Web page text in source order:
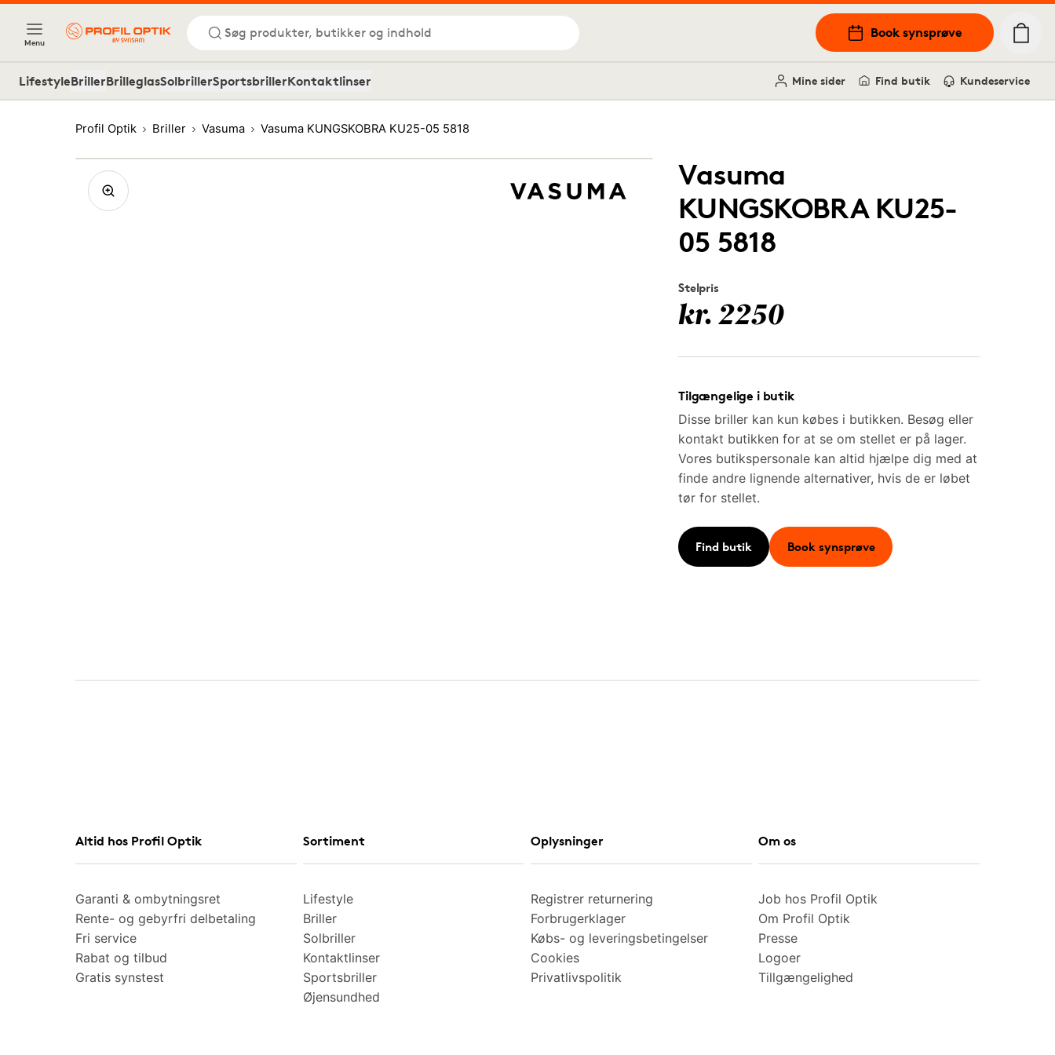
Menu
Søg produkter, butikker og indhold Book synsprøve
LifestyleBrillerBrilleglasSolbrillerSportsbrillerKontaktlinser Mine sider Find butik Kundeservice
Profil Optik Briller Vasuma Vasuma KUNGSKOBRA KU25-05 5818
Vasuma
KUNGSKOBRA KU25-
05 5818
Stelpris
kr. 2250
Tilgængelige i butik
Disse briller kan kun købes i butikken. Besøg eller
kontakt butikken for at se om stellet er på lager.
Vores butikspersonale kan altid hjælpe dig med at
finde andre lignende alternativer, hvis de er løbet
tør for stellet.
Find butik Book synsprøve
Altid hos Profil Optik
Garanti & ombytningsret
Rente- og gebyrfri delbetaling
Fri service
Rabat og tilbud
Gratis synstest
Sortiment
Lifestyle
Briller
Solbriller
Kontaktlinser
Sportsbriller
Øjensundhed
Oplysninger
Registrer returnering
Forbrugerklager
Købs- og leveringsbetingelser
Cookies
Privatlivspolitik
Om os
Job hos Profil Optik
Om Profil Optik
Presse
Logoer
Tillgængelighed